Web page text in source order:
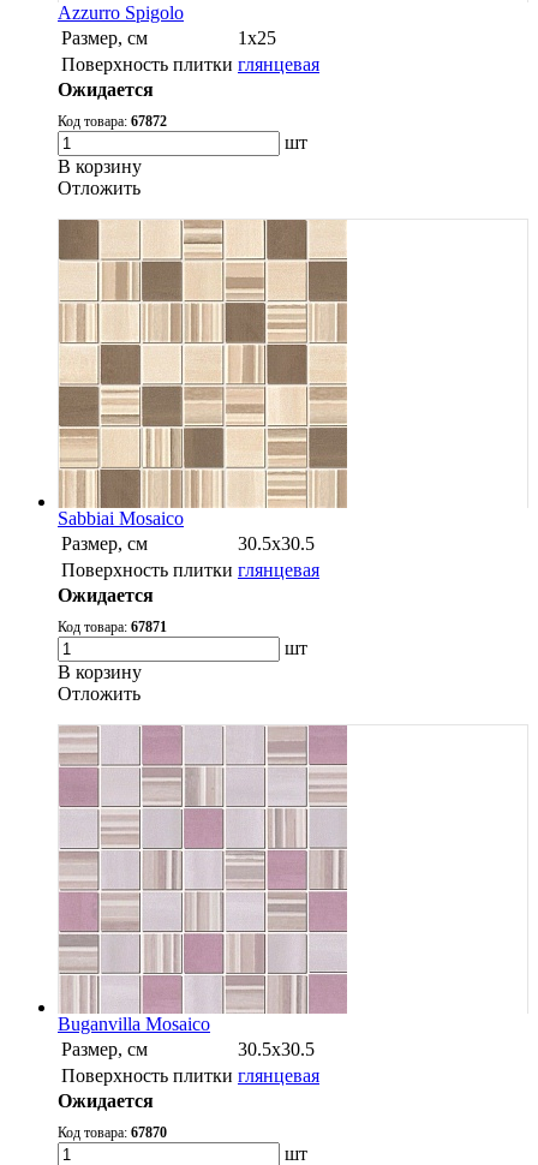
Azzurro Spigolo
Размер, см
1х25
Поверхность плитки глянцевая
Ожидается
Код товара: 67872
шт
В корзину
Oтложить
Sabbiai Mosaico
Размер, см
30.5х30.5
Поверхность плитки глянцевая
Ожидается
Код товара: 67871
шт
В корзину
Oтложить
Buganvilla Mosaico
Размер, см
30.5х30.5
Поверхность плитки глянцевая
Ожидается
Код товара: 67870
шт